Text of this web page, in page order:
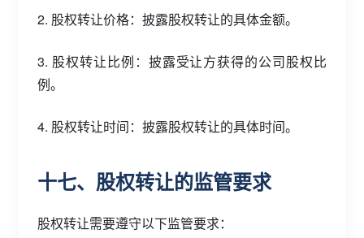
2. 股权转让价格：披露股权转让的具体金额。
3. 股权转让比例：披露受让方获得的公司股权比
例。
4. 股权转让时间：披露股权转让的具体时间。
十七、股权转让的监管要求
股权转让需要遵守以下监管要求：